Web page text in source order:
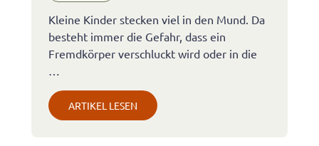
Kleine Kinder stecken viel in den Mund. Da
besteht immer die Gefahr, dass ein
Fremdkörper verschluckt wird oder in die
…
ARTIKEL LESEN